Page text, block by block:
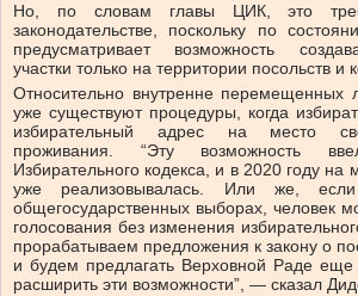
Но, по словам главы ЦИК, это
законодательстве, поскольку по
предусматривает возможность
участки только на территории посольств и
Относительно внутренне перемещенных
уже существуют процедуры, когда
избирательный адрес на место
проживания. “Эту возможность
Избирательного кодекса, и в 2020 году на
уже реализовывалась. Или же,
общегосударственных выборах, человек
голосования без изменения
прорабатываем предложения к закону о
и будем предлагать Верховной Раде еще
расширить эти возможности”, — сказал